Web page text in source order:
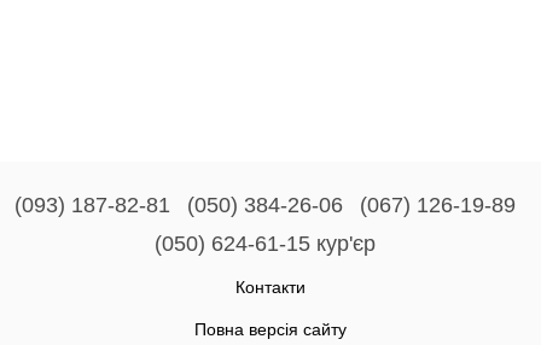
(093) 187-82-81 (050) 384-26-06
(067) 126-19-89
(050) 624-61-15 кур'єр
Контакти
Повна версія сайту